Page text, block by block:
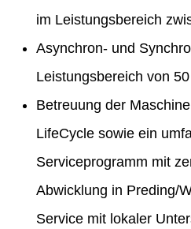
im Leistungsbereich
Asynchron- und
Leistungsbereich von
Betreuung der
LifeCycle sowie ein
Serviceprogramm mit
Abwicklung in Preding/
Service mit lokaler